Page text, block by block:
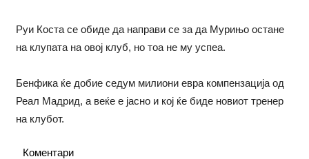
Руи Коста се обиде да направи се за да Мурињо остане
на клупата на овој клуб, но тоа не му успеа.
Бенфика ќе добие седум милиони евра компензација од
Реал Мадрид, а веќе е јасно и кој ќе биде новиот тренер
на клубот.
Коментари